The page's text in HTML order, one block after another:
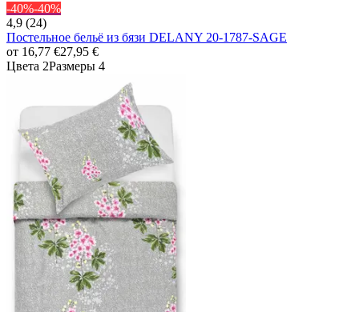
-40%-40%
4,9 (24)
Постельное бельё из бязи DELANY 20-1787-SAGE
от 16,77 €27,95 €
Цвета 2Размеры 4